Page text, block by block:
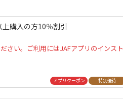
購入の方10％割引
さい。ご利用にはJAFアプリのインスト
アプリクーポン 特別優待